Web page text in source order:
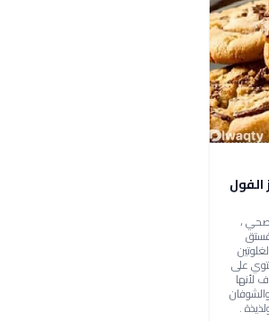
،
على
لأنها
.